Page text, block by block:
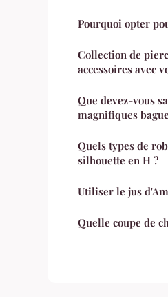
Pourquoi opter
Collection de
accessoires avec
Que devez-vous
magnifiques
Quels types de
silhouette en H ?
Utiliser le jus
Quelle coupe de